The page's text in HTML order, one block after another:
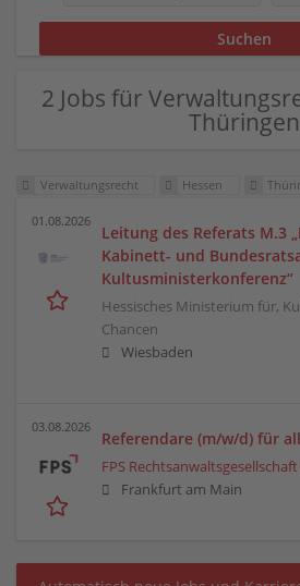
2 Jobs für
Thüringen
Verwaltungsrecht Hessen
01.08.2026
Leitung des Referats M.3
Kabinett- und
Kultusministerkonferenz“
Hessisches Ministerium für,
Chancen
Wiesbaden
03.08.2026
Referendare (m/w/d) für
FPS
Frankfurt am Main